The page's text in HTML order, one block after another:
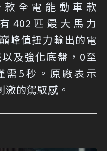
款全電能動車款
402匹最大馬力
峰值扭力輸出的電
及強化底盤，0至
需5秒。原廠表示
的駕馭感。